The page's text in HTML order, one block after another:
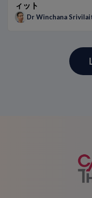
ィット
Dr Winchana